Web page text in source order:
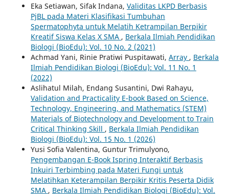
Eka Setiawan, Sifak Indana, Validitas LKPD Berbasis
PjBL pada Materi Klasifikasi Tumbuhan
Spermatophyta untuk Melatih Ketrampilan Berpikir
Kreatif Siswa Kelas X SMA , Berkala Ilmiah Pendidikan
Biologi (BioEdu): Vol. 10 No. 2 (2021)
Achmad Yani, Rinie Pratiwi Puspitawati, Array , Berkala
Ilmiah Pendidikan Biologi (BioEdu): Vol. 11 No. 1
(2022)
Aslihatul Milah, Endang Susantini, Dwi Rahayu,
Validation and Practicality E-book Based on Science,
Technology, Engineering, and Mathematics (STEM)
Materials of Biotechnology and Development to Train
Critical Thinking Skill , Berkala Ilmiah Pendidikan
Biologi (BioEdu): Vol. 15 No. 1 (2026)
Yusi Sofia Valentina, Guntur Trimulyono,
Pengembangan E-Book Ispring Interaktif Berbasis
Inkuiri Terbimbing pada Materi Fungi untuk
Melatihkan Keterampilan Berpikir Kritis Peserta Didik
SMA , Berkala Ilmiah Pendidikan Biologi (BioEdu): Vol.